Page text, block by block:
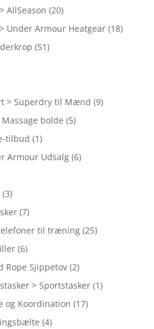
AllSeason (20)
Under Armour Heatgear (18)
(51)
> Superdry til Mænd (9)
bolde (5)
tilbud (1)
Armour Udsalg (6)
(3)
(7)
til træning (25)
(6)
Rope Sjippetov (2)
> Sportstasker (1)
og Koordination (17)
(4)